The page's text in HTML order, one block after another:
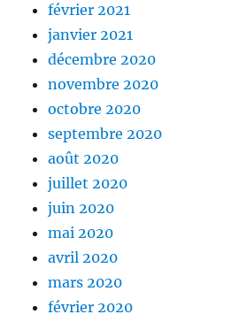
février 2021
janvier 2021
décembre 2020
novembre 2020
octobre 2020
septembre 2020
août 2020
juillet 2020
juin 2020
mai 2020
avril 2020
mars 2020
février 2020